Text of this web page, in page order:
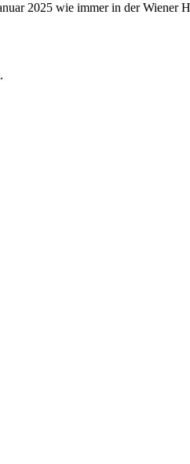
2025 wie immer in der Wiener